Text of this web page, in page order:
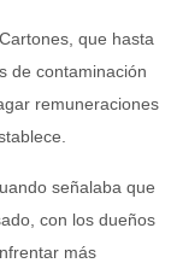
que hasta
de contaminación
remuneraciones
señalaba que
con los dueños
más